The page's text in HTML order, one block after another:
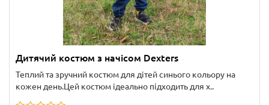
Дитячий костюм з начісом Dexters
Теплий та зручний костюм для дітей синього кольору на
кожен день.Цей костюм ідеально підходить для х..